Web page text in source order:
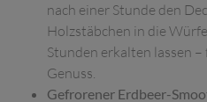
nach einer Stunde den
Holzstäbchen in die
Stunden erkalten lassen
Genuss.
Gefrorener Erdbeer-